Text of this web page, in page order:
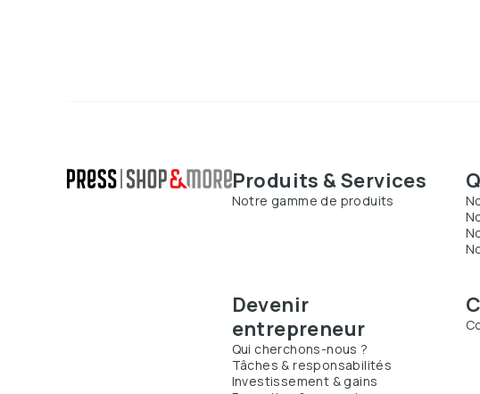
Produits & Services
Notre gamme de produits
Devenir
entrepreneur
Qui cherchons-nous ?
Tâches & responsabilités
Investissement & gains